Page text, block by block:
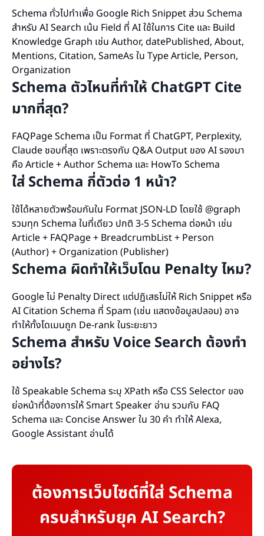
Schema ทั่วไปทำเพื่อ Google Rich Snippet ส่วน Schema
สำหรับ AI Search เน้น Field ที่ AI ใช้ในการ Cite และ Build
Knowledge Graph เช่น Author, datePublished, About,
Mentions, Citation, SameAs ใน Type Article, Person,
Organization
Schema ตัวไหนที่ทำให้ ChatGPT Cite
มากที่สุด?
FAQPage Schema เป็น Format ที่ ChatGPT, Perplexity,
Claude ชอบที่สุด เพราะตรงกับ Q&A Output ของ AI รองมา
คือ Article + Author Schema และ HowTo Schema
ใส่ Schema กี่ตัวต่อ 1 หน้า?
ใช้ได้หลายตัวพร้อมกันใน Format JSON-LD โดยใช้ @graph
รวมทุก Schema ในที่เดียว ปกติ 3-5 Schema ต่อหน้า เช่น
Article + FAQPage + BreadcrumbList + Person
(Author) + Organization (Publisher)
Schema ผิดทำให้เว็บโดน Penalty ไหม?
Google ไม่ Penalty Direct แต่ปฏิเสธไม่ให้ Rich Snippet หรือ
AI Citation Schema ที่ Spam (เช่น แสดงข้อมูลปลอม) อาจ
ทำให้ทั้งโดเมนถูก De-rank ในระยะยาว
Schema สำหรับ Voice Search ต้องทำ
อย่างไร?
ใช้ Speakable Schema ระบุ XPath หรือ CSS Selector ของ
ย่อหน้าที่ต้องการให้ Smart Speaker อ่าน รวมกับ FAQ
Schema และ Concise Answer ใน 30 คำ ทำให้ Alexa,
Google Assistant อ่านได้
ต้องการเว็บไซต์ที่ใส่ Schema
ครบสำหรับยุค AI Search?